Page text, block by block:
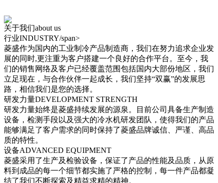
关于我们about us
行业INDUSTRY/span>
菱盛作为国内的工业制冷产品制造商，我们在努力追求企业发
展的同时,更注重为客户搭建一个良好的合作平台。至今，我
们的销售网络及客户已经覆盖范围包括国内大部份地区，我们
立足现在，与合作伙伴一起成长，我们坚持“双赢”的发展思
路，相信我们是您的选择。
研发力量DEVELOPMENT STRENGTH
研发力量始终是菱盛持续发展的源泉。目前公司具备生产制造
设备，检测手段以及强大的冷水机研发团队，使得我们的产品
能够满足了客户需求的同时保持了菱盛品牌诚信、严谨、高品
质的特性。
设备ADVANCED EQUIPMENT
菱盛采用了生产及检验设备，保证了产品的性能及品质，从原
料到成品的每一个细节都实施了严格的控制，每一件产品都凝
结了我们不断探索及精益求精的精神。